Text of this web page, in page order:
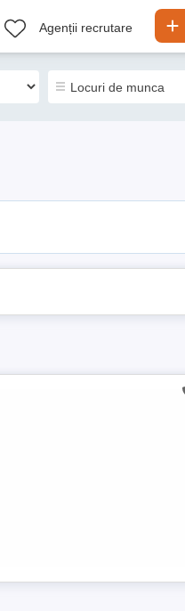
Agenții recrutare